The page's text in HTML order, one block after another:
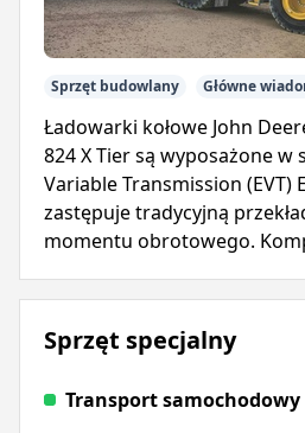
Sprzęt budowlany Główne
Ładowarki kołowe John
824 X Tier są wyposażone w
Variable Transmission (EVT)
zastępuje tradycyjną
momentu obrotowego.
eksploatację i zmniejszając
Sprzęt specjalny
Transport samochodowy